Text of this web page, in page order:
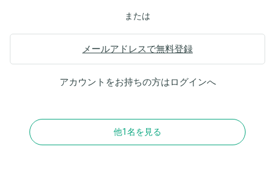
または
メールアドレスで無料登録
アカウントをお持ちの方はログインへ
他1名を見る